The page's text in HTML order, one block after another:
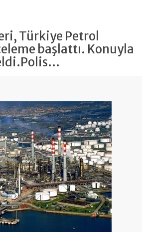
Türkiye Petrol
başlattı. Konuyla